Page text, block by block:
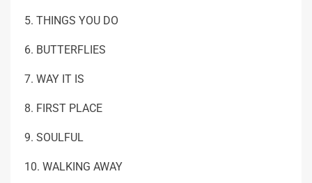
5. THINGS YOU DO
6. BUTTERFLIES
7. WAY IT IS
8. FIRST PLACE
9. SOULFUL
10. WALKING AWAY